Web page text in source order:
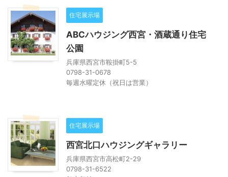
住宅展示場
ABCハウジング西宮・酒蔵通り住宅
公園
兵庫県西宮市鞍掛町5-5
0798-31-0678
毎週水曜定休（祝日は営業）
住宅展示場
西宮北口ハウジングギャラリー
兵庫県西宮市高松町2-29
0798-31-6522